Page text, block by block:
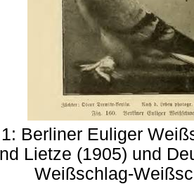
Berliner Euliger
Lietze (1905) und
Weißschlag-